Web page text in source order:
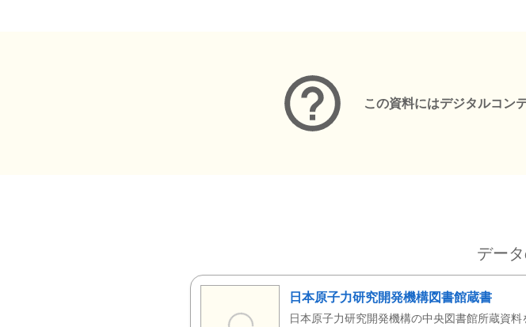
この資料にはデジタルコン
デー
日本原子力研究開発機構図書館蔵書
日本原子力研究開発機構の中央図書館所蔵資